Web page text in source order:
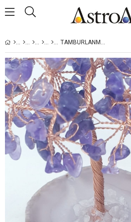
TAMBURLANMIŞ PEMBE YOSUNLU AKIK KOLYE